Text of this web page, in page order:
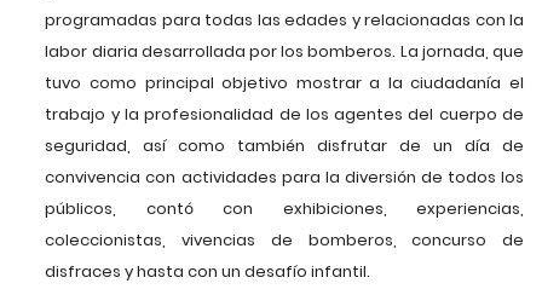
programadas para todas las edades y relacionadas con la
labor diaria desarrollada por los bomberos. La jornada, que
tuvo como principal objetivo mostrar a la ciudadanía el
trabajo y la profesionalidad de los agentes del cuerpo de
seguridad, así como también disfrutar de un día de
convivencia con actividades para la diversión de todos los
públicos, contó con exhibiciones, experiencias,
coleccionistas, vivencias de bomberos, concurso de
disfraces y hasta con un desafío infantil.